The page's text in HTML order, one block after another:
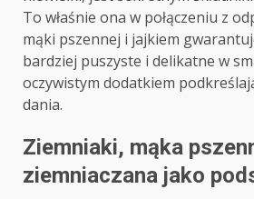
To właśnie ona w połączeniu z
mąki pszennej i jajkiem
bardziej puszyste i delikatne w
oczywistym dodatkiem
dania.
Ziemniaki, mąka
ziemniaczana jako